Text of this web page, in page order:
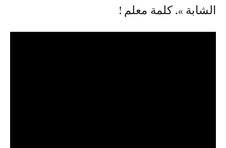
الشابة ». كلمة معلم !